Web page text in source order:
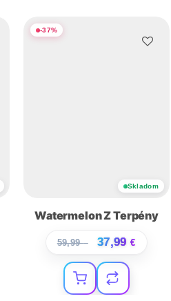
-37%
Skladom
Watermelon Z Terpény
59,99€ 37,99 €